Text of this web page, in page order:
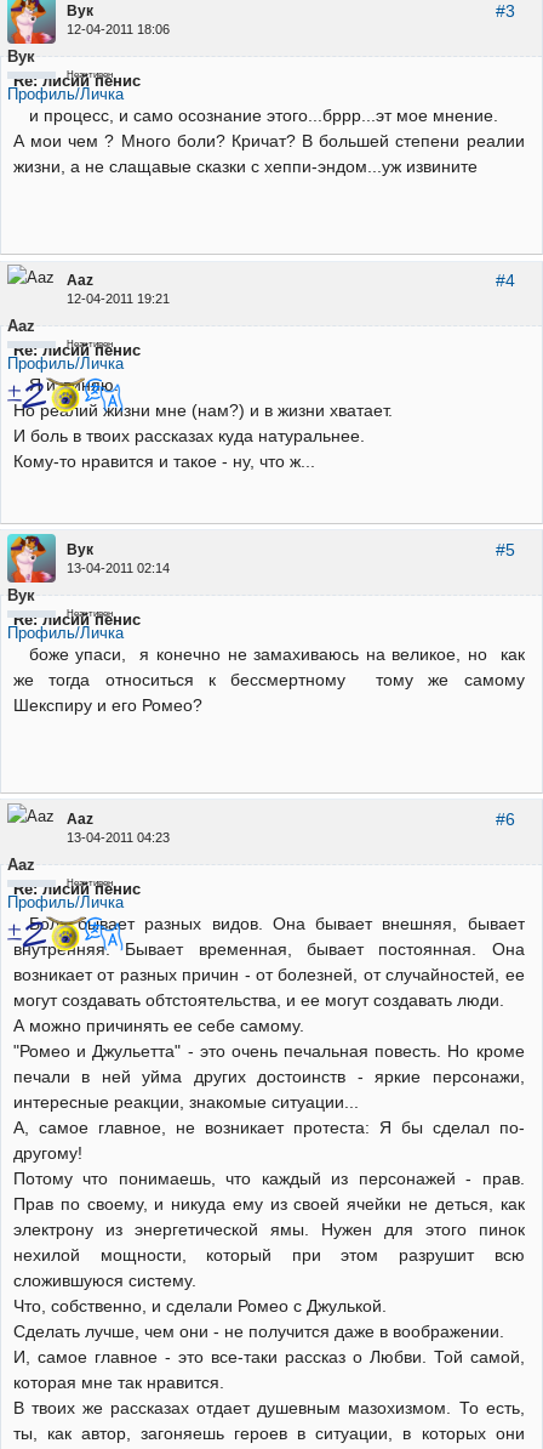
#3
Вук
12-04-2011 18:06
Вук
Неактивен
Профиль/Личка
Re: лисий пенис
и процесс, и само осознание этого...бррр...эт мое мнение.
А мои чем ? Много боли? Кричат? В большей степени реалии
жизни, а не слащавые сказки с хеппи-эндом...уж извините
#4
Aaz
12-04-2011 19:21
Aaz
Неактивен
Профиль/Личка
Re: лисий пенис
Я извиняю.
Но реалий жизни мне (нам?) и в жизни хватает.
И боль в твоих рассказах куда натуральнее.
Кому-то нравится и такое - ну, что ж...
#5
Вук
13-04-2011 02:14
Вук
Неактивен
Профиль/Личка
Re: лисий пенис
боже упаси, я конечно не замахиваюсь на великое, но как
же тогда относиться к бессмертному тому же самому
Шекспиру и его Ромео?
#6
Aaz
13-04-2011 04:23
Aaz
Неактивен
Профиль/Личка
Re: лисий пенис
Боль бывает разных видов. Она бывает внешняя, бывает
внутренняя. Бывает временная, бывает постоянная. Она
возникает от разных причин - от болезней, от случайностей, ее
могут создавать обтстоятельства, и ее могут создавать люди.
А можно причинять ее себе самому.
"Ромео и Джульетта" - это очень печальная повесть. Но кроме
печали в ней уйма других достоинств - яркие персонажи,
интересные реакции, знакомые ситуации...
А, самое главное, не возникает протеста: Я бы сделал по-
другому!
Потому что понимаешь, что каждый из персонажей - прав.
Прав по своему, и никуда ему из своей ячейки не деться, как
электрону из энергетической ямы. Нужен для этого пинок
нехилой мощности, который при этом разрушит всю
сложившуюся систему.
Что, собственно, и сделали Ромео с Джулькой.
Сделать лучше, чем они - не получится даже в воображении.
И, самое главное - это все-таки рассказ о Любви. Той самой,
которая мне так нравится.
В твоих же рассказах отдает душевным мазохизмом. То есть,
ты, как автор, загоняешь героев в ситуации, в которых они